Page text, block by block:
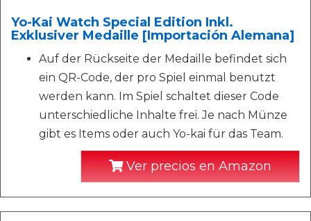
Yo-Kai Watch Special Edition Inkl.
Exklusiver Medaille [Importación Alemana]
Auf der Rückseite der Medaille befindet sich
ein QR-Code, der pro Spiel einmal benutzt
werden kann. Im Spiel schaltet dieser Code
unterschiedliche Inhalte frei. Je nach Münze
gibt es Items oder auch Yo-kai für das Team.
Ver precios en Amazon